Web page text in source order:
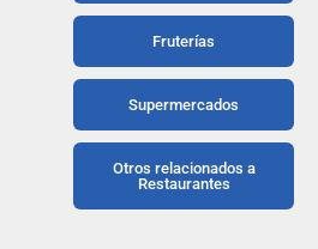
Fruterías
Supermercados
Otros relacionados a
Restaurantes